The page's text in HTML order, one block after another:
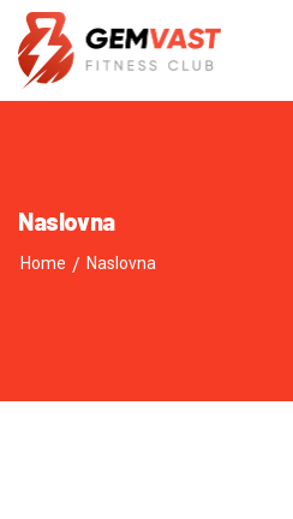
Naslovna
Home / Naslovna